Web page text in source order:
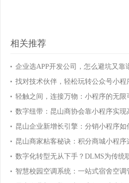
相关推荐
企业选APP开发公司，怎么避坑又靠
找对技术伙伴，轻松玩转公众号小
轻触之间，连接万物：小程序的无限
数字纽带：昆山商协会靠小程序实现
昆山企业新增长引擎：分销小程序如
昆山商家粘客秘诀：积分商城小程序
数字化转型无从下手？DLMS为传统
智慧校园空调系统：一站式宿舍空调